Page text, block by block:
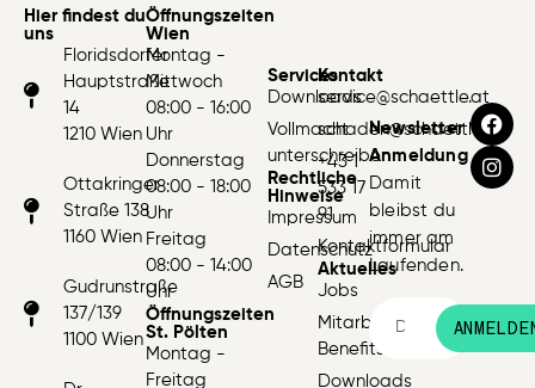
Hier findest du
uns
Floridsdorfer
Hauptstraße
14
1210 Wien
Ottakringer
Straße 138
1160 Wien
Gudrunstraße
137/139
1100 Wien
Öffnungszeiten
Wien
Montag -
Mittwoch
08:00 - 16:00
Uhr
Donnerstag
08:00 - 18:00
Uhr
Freitag
08:00 - 14:00
Uhr
Öffnungszeiten
St. Pölten
Montag -
Freitag
Services
Downloads
Vollmacht
unterschreiben
Rechtliche
Hinweise
Impressum
Datenschutz
AGB
Kontakt
service@schaettle.at
schaden@schaettle.at
+43 1
533 17
91
Kontaktformular
Aktuelles
Jobs
Mitarbeiter:innen
Benefits
Downloads
Newsletter
Anmeldung
Damit
bleibst du
immer am
Laufenden.